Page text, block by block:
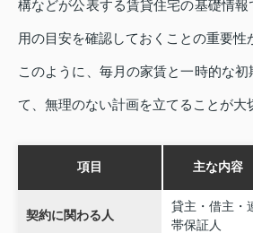
構などが公表する賃貸住宅の基礎情
用の目安を確認しておくことの重要性
このように、毎月の家賃と一時的な初
て、無理のない計画を立てることが大
項目 主な内容
契約に関わる人
貸主・借主・
帯保証人